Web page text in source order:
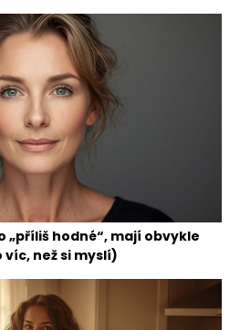
„příliš hodné“, mají obvykle
než si myslí)